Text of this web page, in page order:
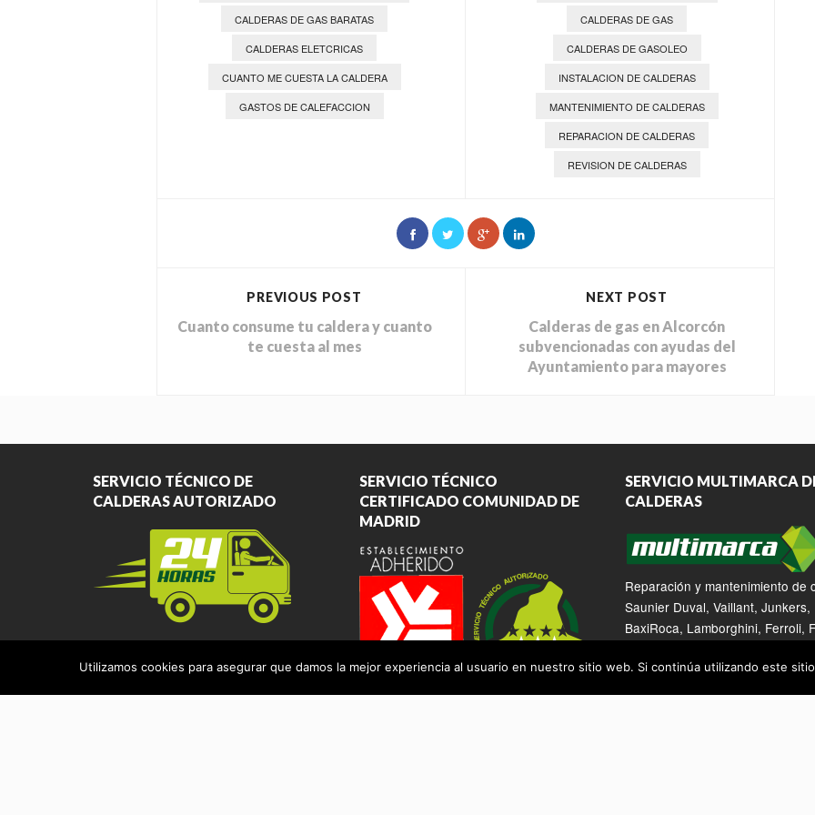
CALDERAS DE GAS BARATAS
CALDERAS ELETCRICAS
CUANTO ME CUESTA LA CALDERA
GASTOS DE CALEFACCION
CALDERAS DE GAS
CALDERAS DE GASOLEO
INSTALACION DE CALDERAS
MANTENIMIENTO DE CALDERAS
REPARACION DE CALDERAS
REVISION DE CALDERAS
PREVIOUS POST
Cuanto consume tu caldera y cuanto
te cuesta al mes
NEXT POST
Calderas de gas en Alcorcón
subvencionadas con ayudas del
Ayuntamiento para mayores
Utilizamos cookies para asegurar que damos la mejor experiencia al usuario en nuestro sitio web. Si continúa utilizando este
SERVICIO TÉCNICO DE
CALDERAS AUTORIZADO
Aviso Legal|Protección de Datos
SERVICIO TÉCNICO
CERTIFICADO COMUNIDAD DE
MADRID
SERVICIO MULTIMARCA
CALDERAS
Reparación y mantenimiento de
Saunier Duval, Vaillant, Junkers,
BaxiRoca, Lamborghini, Ferroli,
Chaffoteaux, Cointra...
Recambios calderas >>